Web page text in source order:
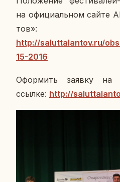
на офи­ци­аль­ном сайте
тов»:
http://saluttalantov.ru/
15-2016
Офор­мить заявку
ссылке: http://